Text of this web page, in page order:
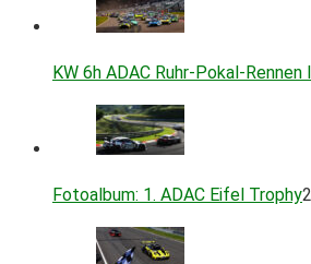
KW 6h ADAC Ruhr-Pokal-
Fotoalbum: 1. ADAC Eifel Trophy